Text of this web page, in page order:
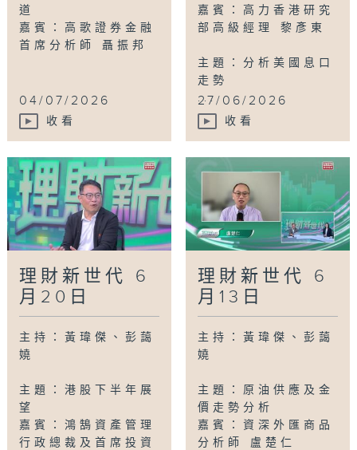
道
嘉賓：高歌證券金融
首席分析師 聶振邦
04/07/2026
收看
嘉賓：高力香港研究
部高級經理 黎彥東
主題：分析美國息口
走勢
...
27/06/2026
收看
理財新世代 6
月20日
主持：黃瑋傑、彭藹
嬈
主題：港股下半年展
望
嘉賓：鴻鵠資產管理
行政總裁及首席投資
理財新世代 6
月13日
主持：黃瑋傑、彭藹
嬈
主題：原油供應及金
價走勢分析
嘉賓：資深外匯商品
分析師 盧楚仁